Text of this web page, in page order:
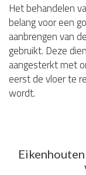
Het behandelen
belang voor een
aanbrengen van
gebruikt. Deze
aangesterkt met
eerst de vloer te
wordt.